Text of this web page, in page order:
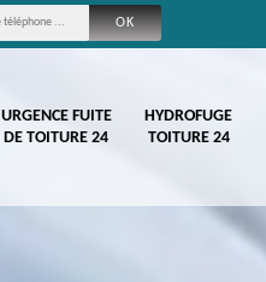
URGENCE FUITE
DE TOITURE 24
HYDROFUGE
TOITURE 24